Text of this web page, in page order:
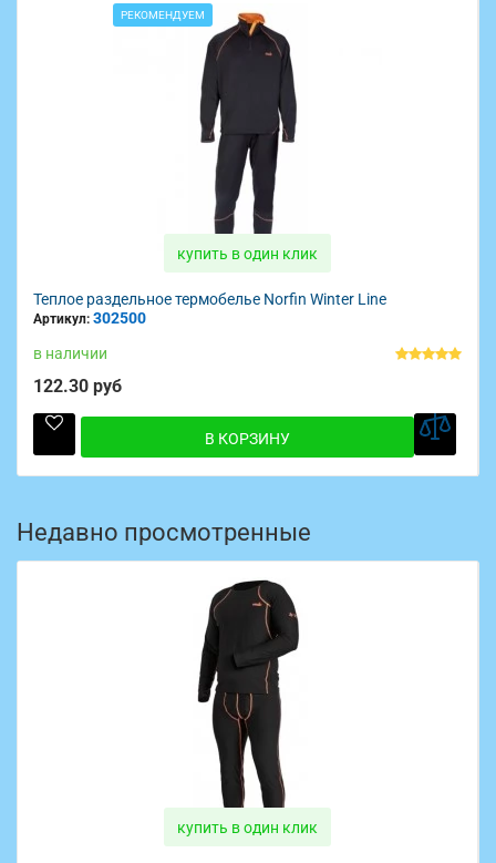
купить в один клик
РЕКОМЕНДУЕМ
Теплое раздельное термобелье Norfin Winter Line
Артикул: 302500
в наличии
122.30 руб
В КОРЗИНУ
Недавно просмотренные
купить в один клик